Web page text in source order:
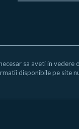
sa aveti in vedere
disponibile pe site